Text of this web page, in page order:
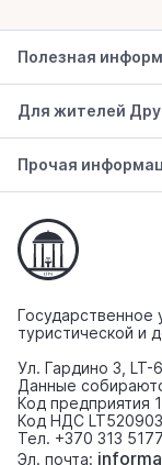
Полезная
Для жителей
Прочая
Государственное
туристической и
Ул. Гардино 3, LT-
Данные
Код предприятия
Код НДС
Тел. +370 313
Эл. почта: